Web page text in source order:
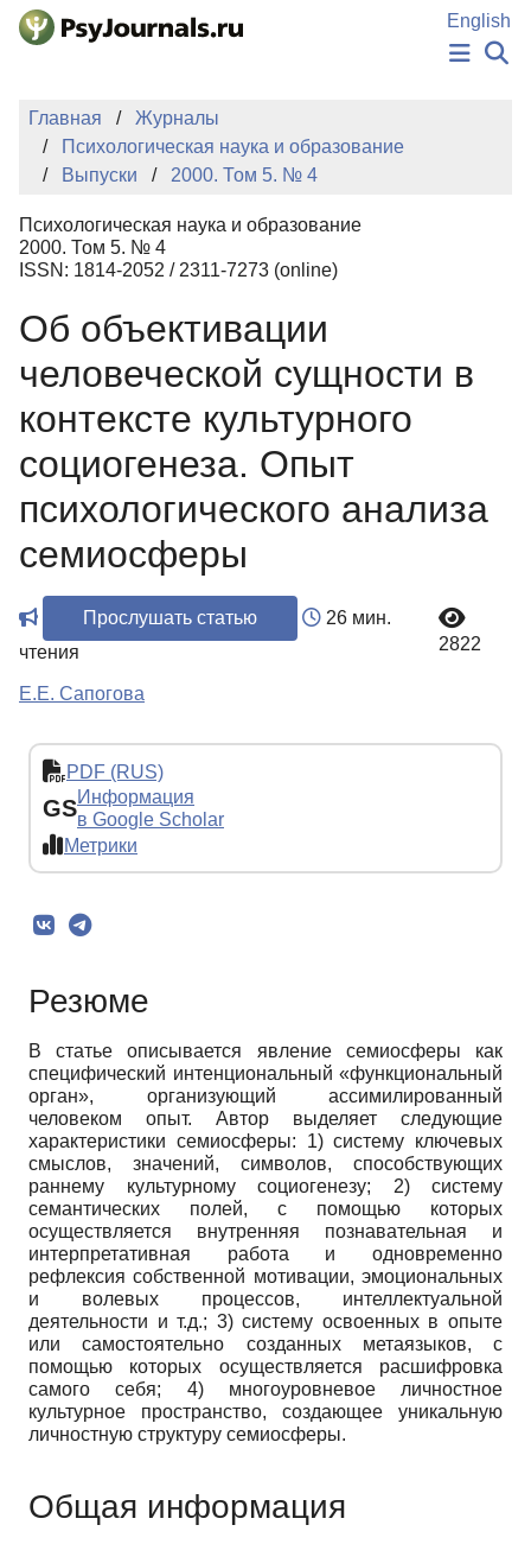
Перейти к основному содержанию
English
НОВОСТИ
ИЗДАНИЯ
АВТОРЫ
БАЗА ЗНАНИЙ
КЛЮЧЕВЫЕ СЛОВА
Регистрация
Главная
Журналы
Психологическая наука и образование
Выпуски
2000. Том 5. № 4
Психологическая наука и образование
2000. Том 5. № 4
ISSN: 1814-2052 / 2311-7273 (online)
Об объективации
человеческой сущности в
контексте культурного
социогенеза. Опыт
психологического анализа
семиосферы
Прослушать статью
26 мин.
чтения
2822
Е.Е. Сапогова
PDF (RUS)
GSИнформация
в Google Scholar
Метрики
Резюме
В статье описывается явление семиосферы как
специфический интенциональный «функциональный
орган», организующий ассимилированный
человеком опыт. Автор выделяет следующие
характеристики семиосферы: 1) систему ключевых
смыслов, значений, символов, способствующих
раннему культурному социогенезу; 2) систему
семантических полей, с помощью которых
осуществляется внутренняя познавательная и
интерпретативная работа и одновременно
рефлексия собственной мотивации, эмоциональных
и волевых процессов, интеллектуальной
деятельности и т.д.; 3) систему освоенных в опыте
или самостоятельно созданных метаязыков, с
помощью которых осуществляется расшифровка
самого себя; 4) многоуровневое личностное
культурное пространство, создающее уникальную
личностную структуру семиосферы.
Общая информация